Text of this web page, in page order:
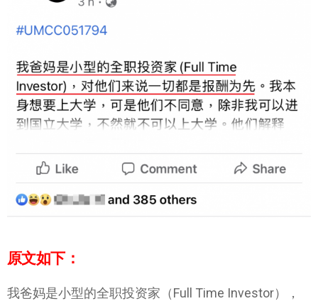
原文如下：
我爸妈是小型的全职投资家（Full Time Investor），